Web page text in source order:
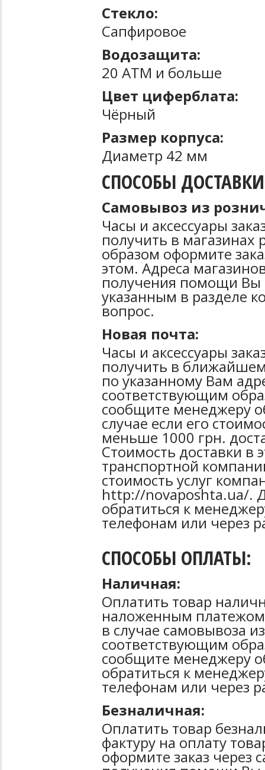
Стекло:
Сапфировое
Водозащита:
20 ATM и больше
Цвет циферблата:
Чёрный
Размер корпуса:
Диаметр 42 мм
СПОСОБЫ
Самовывоз из
Часы и аксессуары
получить в магазинах
образом оформите
этом. Адреса
получения помощи Вы
указанным в разделе
вопрос.
Новая почта:
Часы и аксессуары
получить в
по указанному Вам
соответствующим
сообщите менеджеру
случае если его
меньше 1000 грн.
Стоимость доставки в
транспортной
стоимость услуг
http://novaposhta.ua/.
обратиться к
телефонам или через
СПОСОБЫ ОПЛАТЫ:
Наличная:
Оплатить товар
наложенным
в случае самовывоза
соответствующим
сообщите менеджеру
обратиться к
телефонам или через
Безналичная:
Оплатить товар
фактуру на оплату
оформите заказ через